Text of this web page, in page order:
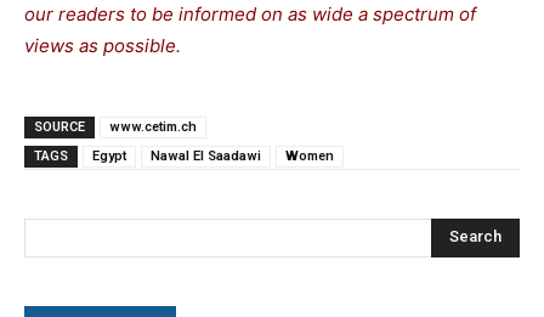
our readers to be informed on as wide a spectrum of
views as possible.
SOURCE
www.cetim.ch
TAGS
Egypt Nawal El Saadawi Women
Search